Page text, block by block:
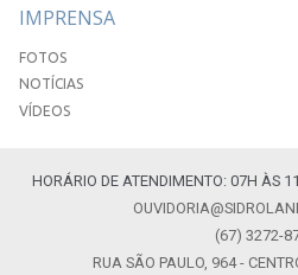
IMPRENSA
FOTOS
NOTÍCIAS
VÍDEOS
HORÁRIO DE ATENDIMENTO: 07H ÀS
(67) 3272-
RUA SÃO PAULO, 964 -